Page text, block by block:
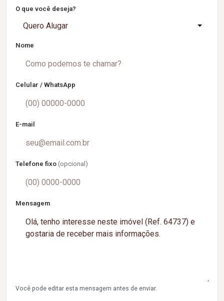
O que você deseja?
Quero Alugar
Nome
Celular / WhatsApp
E-mail
Telefone fixo (opcional)
Mensagem
Você pode editar esta mensagem antes de enviar.